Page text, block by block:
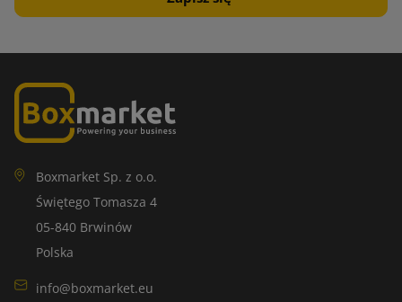
Boxmarket Sp. z o.o.
Świętego Tomasza 4
05-840 Brwinów
Polska
info@boxmarket.eu